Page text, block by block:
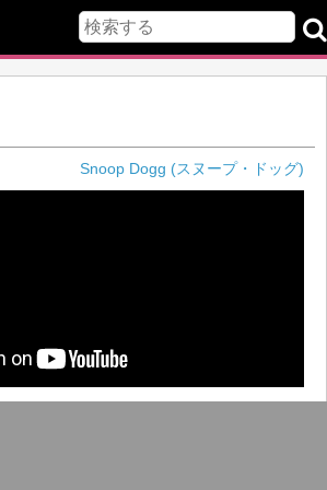
Snoop Dogg (スヌープ・ドッグ)